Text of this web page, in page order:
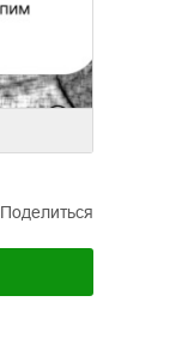
Поделиться